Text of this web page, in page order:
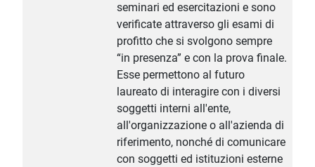
seminari ed esercitazioni e sono
verificate attraverso gli esami di
profitto che si svolgono sempre
“in presenza” e con la prova finale.
Esse permettono al futuro
laureato di interagire con i diversi
soggetti interni all'ente,
all'organizzazione o all'azienda di
riferimento, nonché di comunicare
con soggetti ed istituzioni esterne